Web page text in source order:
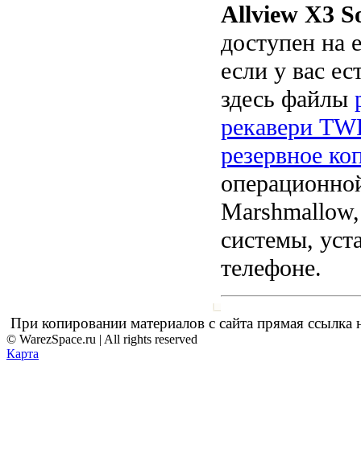
Allview X3
доступен на
если у вас
здесь файлы
рекавери
резервное
системы,
телефоне.
При копировании материалов с сайта прямая ссылка
© WarezSpace.ru | All rights reserved
Карта